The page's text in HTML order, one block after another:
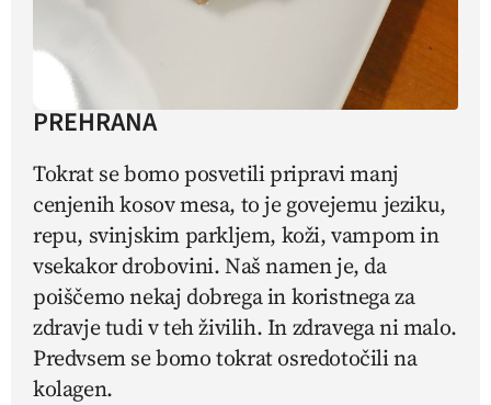
PREHRANA
Tokrat se bomo posvetili pripravi manj
cenjenih kosov mesa, to je govejemu jeziku,
repu, svinjskim parkljem, koži, vampom in
vsekakor drobovini. Naš namen je, da
poiščemo nekaj dobrega in koristnega za
zdravje tudi v teh živilih. In zdravega ni malo.
Predvsem se bomo tokrat osredotočili na
kolagen.